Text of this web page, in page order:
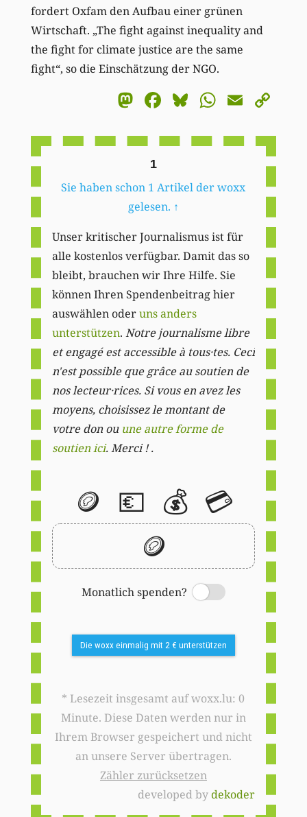
fordert Oxfam den Aufbau einer grünen
Wirtschaft. „The fight against inequality and
the fight for climate justice are the same
fight“, so die Einschätzung der NGO.
Mastodon
Facebook
BlueskyEmail
1
Sie haben schon 1 Artikel der woxx
gelesen. ↑
Unser kritischer Journalismus ist für
alle kostenlos verfügbar. Damit das so
bleibt, brauchen wir Ihre Hilfe. Sie
können Ihren Spendenbeitrag hier
auswählen oderuns anders
unterstützen. Notre journalisme libre
et engagé est accessible à tous·tes. Ceci
n'est possible que grâce au soutien de
nos lecteur·rices. Si vous en avez les
moyens, choisissez le montant de
votre don ou une autre forme de
soutien ici. Merci ! .
🪙 💶 💰 💳
🪙
Monatlich spenden?
Switch
Die woxx einmalig mit 2 € unterstützen
* Lesezeit insgesamt auf woxx.lu: 0
Minute. Diese Daten werden nur in
Ihrem Browser gespeichert und nicht
an unsere Server übertragen.
Zähler zurücksetzen
developed bydekoder